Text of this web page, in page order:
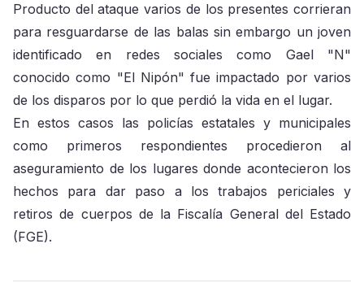
Producto del ataque varios de los presentes corrieran
para resguardarse de las balas sin embargo un joven
identificado en redes sociales como Gael "N"
conocido como "El Nipón" fue impactado por varios
de los disparos por lo que perdió la vida en el lugar.
En estos casos las policías estatales y municipales
como primeros respondientes procedieron al
aseguramiento de los lugares donde acontecieron los
hechos para dar paso a los trabajos periciales y
retiros de cuerpos de la Fiscalía General del Estado
(FGE).